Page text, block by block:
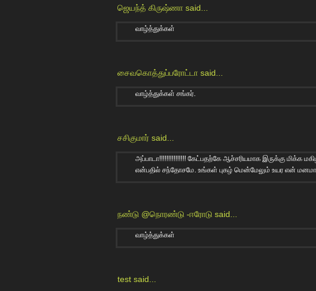
ஜெயந்த் கிருஷ்ணா said...
வாழ்த்துக்கள்
சைவகொத்துப்பரோட்டா said...
வாழ்த்துக்கள் சங்கர்.
சசிகுமார் said...
அப்பாடா!!!!!!!!!!!!!!! கேட்பதற்கே ஆச்சரியமாக இருக்கு மிக்க
என்பதில் சந்தோசமே. உங்கள் புகழ் மென்மேலும் உயர என்
நண்டு @நொரண்டு -ஈரோடு said...
வாழ்த்துக்கள்
test said...